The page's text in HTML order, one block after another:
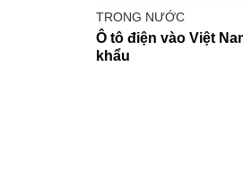
TRONG NƯỚC
Ô tô điện vào Việt
khẩu